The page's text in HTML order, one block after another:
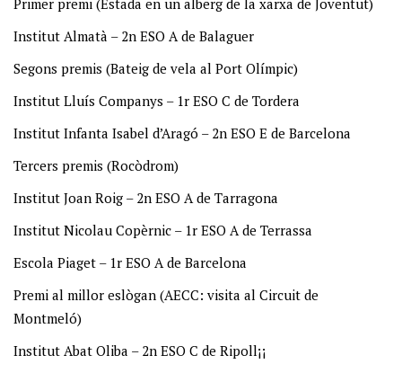
Primer premi (Estada en un alberg de la xarxa de Joventut)
Institut Almatà – 2n ESO A de Balaguer
Segons premis (Bateig de vela al Port Olímpic)
Institut Lluís Companys – 1r ESO C de Tordera
Institut Infanta Isabel d’Aragó – 2n ESO E de Barcelona
Tercers premis (Rocòdrom)
Institut Joan Roig – 2n ESO A de Tarragona
Institut Nicolau Copèrnic – 1r ESO A de Terrassa
Escola Piaget – 1r ESO A de Barcelona
Premi al millor eslògan (AECC: visita al Circuit de
Montmeló)
Institut Abat Oliba – 2n ESO C de Ripoll¡¡